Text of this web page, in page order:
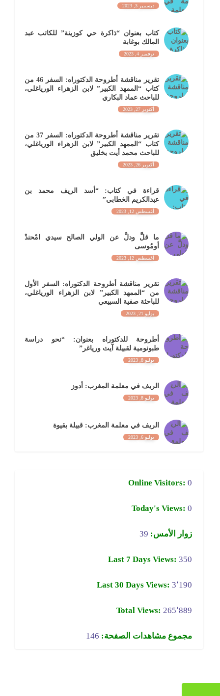
ديسمبر 3, 2023
كتاب بعنوان “ذاكرة حي كوزينة” للكاتب عبد
المالك بوغابة
نوفمبر 4, 2023
تقرير مناقشة أطروحة الدكتوراه: السفر 46 من
كتاب “الممهد الكبير” لابن الزهراء الورياغلي،
للباحث عماد البكاري
أكتوبر 27, 2023
تقرير مناقشة أطروحة الدكتوراه: السفر 37 من
كتاب “الممهد الكبير” لابن الزهراء الورياغلي،
للباحث محمد أيت بخليق
أكتوبر 26, 2023
قراءة في كتاب: “أسد الريف محمد بن
عبدالكريم الخطابي”
أغسطس 12, 2023
ما قلَّ ودلَّ عن الولي الصالح سيدي امْحندْ
أومُوسى
أغسطس 12, 2023
تقرير مناقشة أطروحة الدكتوراه: السفر الأول
من “الممهد الكبير” لابن الزهراء الورياغلي،
للباحثة صفية السبيعي
يوليو 21, 2023
أطروحة للدكتوراه بعنوان: “نحو دراسة
طبونومية لقبيلة آيث ورياغر”
يوليو 8, 2023
الريف في معلمة المغرب: أدوز
يوليو 8, 2023
الريف في معلمة المغرب: قبيلة بقيوة
يوليو 6, 2023
Online Visitors: 0
Today's Views: 0
زوار الأمس: 39
Last 7 Days Views: 350
Last 30 Days Views: 3٬190
Total Views: 265٬889
مجموع مشاهدات الصفحة: 146